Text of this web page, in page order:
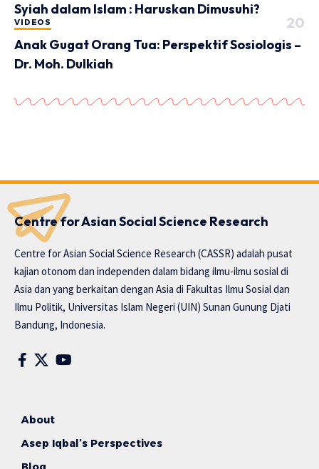
Syiah dalam Islam : Haruskan Dimusuhi?
VIDEOS
Anak Gugat Orang Tua: Perspektif Sosiologis –
Dr. Moh. Dulkiah
Centre for Asian Social Science Research
Centre for Asian Social Science Research (CASSR) adalah pusat
kajian otonom dan independen dalam bidang ilmu-ilmu sosial di
Asia dan yang berkaitan dengan Asia di Fakultas Ilmu Sosial dan
Ilmu Politik, Universitas Islam Negeri (UIN) Sunan Gunung Djati
Bandung, Indonesia.
About
Asep Iqbal’s Perspectives